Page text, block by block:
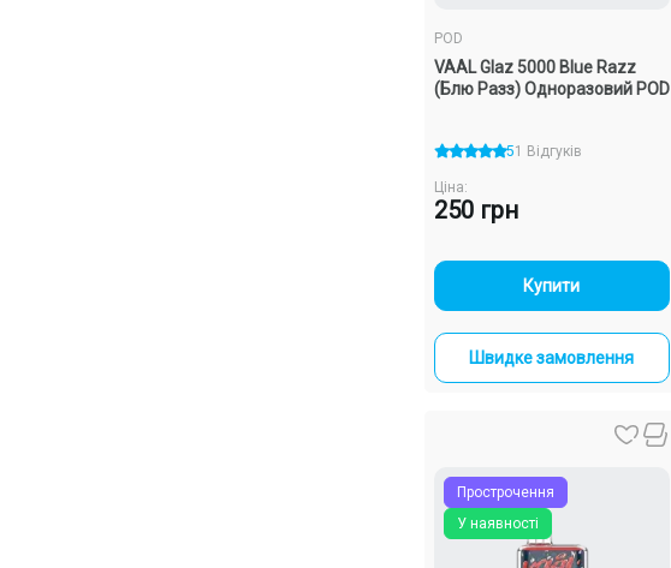
POD
VAAL Glaz 5000 Blue Razz
(Блю Разз) Одноразовий POD
51 Відгуків
Ціна:
250 грн
- +
Купити
Швидке замовлення
У наявності
Прострочення